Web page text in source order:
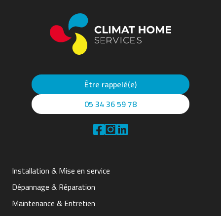
Installation & Mise en service
Dépannage & Réparation
Maintenance & Entretien
Être rappelé(e)
05 34 36 59 78